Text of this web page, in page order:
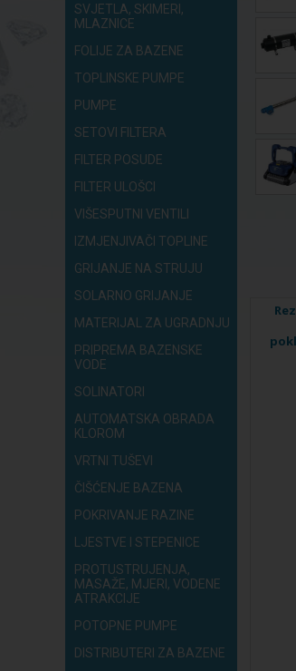
SVJETLA, SKIMERI,
MLAZNICE
FOLIJE ZA BAZENE
TOPLINSKE PUMPE
PUMPE
SETOVI FILTERA
FILTER POSUDE
FILTER ULOŠCI
VIŠESPUTNI VENTILI
IZMJENJIVAČI TOPLINE
GRIJANJE NA STRUJU
SOLARNO GRIJANJE
MATERIJAL ZA UGRADNJU
PRIPREMA BAZENSKE
VODE
SOLINATORI
AUTOMATSKA OBRADA
KLOROM
VRTNI TUŠEVI
ČIŠĆENJE BAZENA
POKRIVANJE RAZINE
LJESTVE I STEPENICE
PROTUSTRUJENJA,
MASAŽE, MJERI, VODENE
ATRAKCIJE
POTOPNE PUMPE
DISTRIBUTERI ZA BAZENE